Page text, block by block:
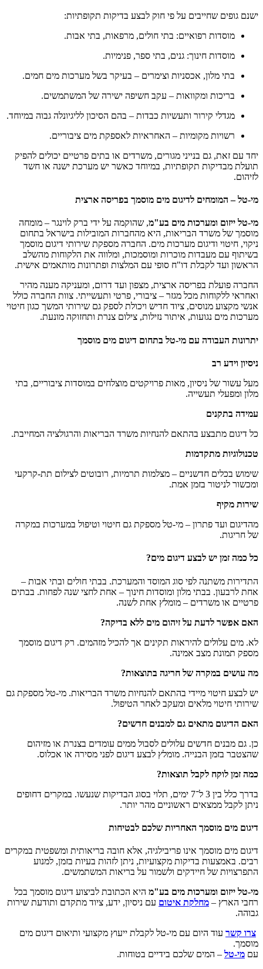
ישנם גופים שחייבים על פי חוק לבצע בדיקות תקופתיות:
מוסדות רפואיים: בתי חולים, מרפאות, בתי אבות.
מוסדות חינוך: גנים, בתי ספר, פנימיות.
בתי מלון, אכסניות וצימרים – בעיקר בשל מערכות מים חמים.
בריכות ומקוואות – עקב חשיפה ישירה של המשתמשים.
מגדלי קירור ותעשיות כבדות – בהם הסיכון לליגיונלה גבוה במיוחד.
רשויות מקומיות – האחראיות לאספקת מים ציבוריים.
יחד עם זאת, גם בנייני מגורים, משרדים או בתים פרטיים יכולים להפיק
תועלת מבדיקות תקופתיות, במיוחד כאשר יש מערכת ישנה או חשד
לזיהום.
מי-טל – המומחים לדיגום מים מוסמך בפריסה ארצית
מי-טל ייזום ומערכות מים בע"מ, שהוקמה על ידי ברק לוינגר – מומחה
מוסמך של משרד הבריאות, היא מהחברות המובילות בישראל בתחום
ניקוי, חיטוי ודיגום מערכות מים. החברה מספקת שירותי דיגום מוסמך
בשיתוף עם מעבדות מוכרות ומוסמכות, ומלווה את הלקוחות מהשלב
הראשון ועד לקבלת דו"ח סופי עם המלצות ופתרונות מותאמים אישית.
החברה פועלת בפריסה ארצית, מצפון ועד דרום, ומעניקה מענה מהיר
ואחראי ללקוחות מכל מגזר – ציבורי, פרטי ותעשייתי. צוות החברה כולל
אנשי מקצוע מנוסים, ציוד חדיש ויכולת לספק גם שירותי המשך כגון חיטוי
מערכות מים נגועות, איתור נזילות, צילום צנרת ותחזוקה מונעת.
יתרונות העבודה עם מי-טל בתחום דיגום מים מוסמך
ניסיון וידע רב
מעל עשור של ניסיון, מאות פרויקטים מוצלחים במוסדות ציבוריים, בתי
מלון ומפעלי תעשייה.
עמידה בתקנים
כל דיגום מתבצע בהתאם להנחיות משרד הבריאות והרגולציה המחייבת.
טכנולוגיות מתקדמות
שימוש בכלים חדשניים – מצלמות תרמיות, רובוטים לצילום תת-קרקעי
ומכשור לניטור בזמן אמת.
שירות מקיף
מהדיגום ועד פתרון – מי-טל מספקת גם חיטוי וטיפול במערכות במקרה
של חריגות.
כל כמה זמן יש לבצע דיגום מים?
התדירות משתנה לפי סוג המוסד והמערכת. בבתי חולים ובתי אבות –
אחת לרבעון. בבתי מלון ומוסדות חינוך – אחת לחצי שנה לפחות. בבתים
פרטיים או משרדים – מומלץ אחת לשנה.
האם אפשר לדעת על זיהום מים ללא בדיקה?
לא. מים עלולים להיראות תקינים אך להכיל מזהמים. רק דיגום מוסמך
מספק תמונת מצב אמינה.
מה עושים במקרה של חריגה בתוצאות?
יש לבצע חיטוי מיידי בהתאם להנחיות משרד הבריאות. מי-טל מספקת גם
שירותי חיטוי מלאים ומעקב לאחר הטיפול.
האם הדיגום מתאים גם למבנים חדשים?
כן. גם מבנים חדשים עלולים לסבול ממים עומדים בצנרת או מזיהום
שהצטבר בזמן הבנייה. מומלץ לבצע דיגום לפני מסירה או אכלוס.
כמה זמן לוקח לקבל תוצאות?
בדרך כלל בין 3 ל־7 ימים, תלוי בסוג הבדיקות שנעשו. במקרים דחופים
ניתן לקבל ממצאים ראשוניים מהר יותר.
דיגום מים מוסמך האחריות שלכם לבטיחות
דיגום מים מוסמך אינו פריבילגיה, אלא חובה בריאותית ומשפטית במקרים
רבים. באמצעות בדיקות מקצועיות, ניתן לזהות בעיות בזמן, למנוע
התפרצויות של חיידקים ולשמור על בריאות המשתמשים.
מי-טל ייזום ומערכות מים בע"מ היא הכתובת לביצוע דיגום מוסמך בכל
רחבי הארץ – מחלקת איטום עם ניסיון, ידע, ציוד מתקדם ותודעת שירות
גבוהה.
צרו קשר עוד היום עם מי-טל לקבלת ייעוץ מקצועי ותיאום דיגום מים
מוסמך.
עם מי-טל – המים שלכם בידיים בטוחות.